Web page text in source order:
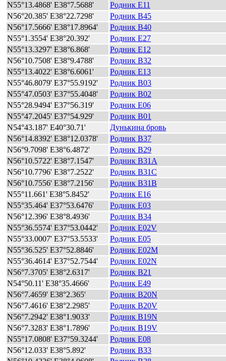
N55°13.4868' E38°7.5688'
Родник E11
N56°20.385' E38°22.7298'
Родник B45
N56°17.5666' E38°17.8964'
Родник B40
N55°1.3554' E38°20.392'
Родник E27
N55°13.3297' E38°6.868'
Родник E12
N56°10.7508' E38°9.4788'
Родник B32
N55°13.4022' E38°6.6061'
Родник E13
N55°46.8079' E37°55.9192'
Родник B03
N55°47.0503' E37°55.4048'
Родник B02
N55°28.9494' E37°56.319'
Родник E06
N55°47.2045' E37°54.929'
Родник B01
N54°43.187' E40°30.71'
Дунькина бровь
N56°14.8392' E38°12.0378'
Родник B37
N56°9.7098' E38°6.4872'
Родник B29
N56°10.5722' E38°7.1547'
Родник B31A
N56°10.7796' E38°7.2522'
Родник B31C
N56°10.7556' E38°7.2156'
Родник B31B
N55°11.661' E38°5.8452'
Родник E16
N55°35.464' E37°53.6476'
Родник E03
N56°12.396' E38°8.4936'
Родник B34
N55°36.5574' E37°53.0442'
Родник E02V
N55°33.0007' E37°53.5533'
Родник E05
N55°36.525' E37°52.8846'
Родник E02M
N55°36.4614' E37°52.7544'
Родник E02N
N56°7.3705' E38°2.6317'
Родник B21
N54°50.11' E38°35.4666'
Родник E49
N56°7.4659' E38°2.365'
Родник B20N
N56°7.4616' E38°2.2985'
Родник B20V
N56°7.2942' E38°1.9033'
Родник B19N
N56°7.3283' E38°1.7896'
Родник B19V
N55°17.0808' E37°59.3244'
Родник E08
N56°12.033' E38°5.892'
Родник B33